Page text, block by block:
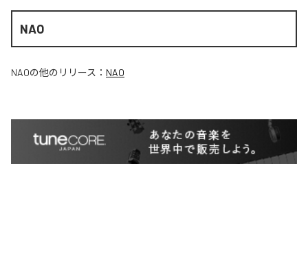
NAO
NAOの他のリリース： NAO